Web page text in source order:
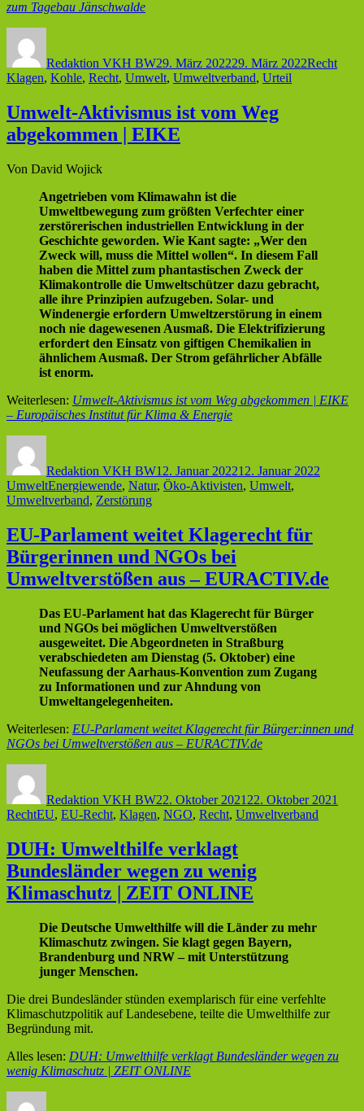
zum Tagebau Jänschwalde
Redaktion VKH BW29. März 202229. März 2022Recht
Klagen, Kohle, Recht, Umwelt, Umweltverband, Urteil
Umwelt-Aktivismus ist vom Weg
abgekommen | EIKE
Von David Wojick
Angetrieben vom Klimawahn ist die
Umweltbewegung zum größten Verfechter einer
zerstörerischen industriellen Entwicklung in der
Geschichte geworden. Wie Kant sagte: „Wer den
Zweck will, muss die Mittel wollen“. In diesem Fall
haben die Mittel zum phantastischen Zweck der
Klimakontrolle die Umweltschützer dazu gebracht,
alle ihre Prinzipien aufzugeben. Solar- und
Windenergie erfordern Umweltzerstörung in einem
noch nie dagewesenen Ausmaß. Die Elektrifizierung
erfordert den Einsatz von giftigen Chemikalien in
ähnlichem Ausmaß. Der Strom gefährlicher Abfälle
ist enorm.
Weiterlesen: Umwelt-Aktivismus ist vom Weg abgekommen | EIKE
– Europäisches Institut für Klima & Energie
Redaktion VKH BW12. Januar 202212. Januar 2022
UmweltSchlagwörter
Energiewende, Natur, Öko-Aktivisten, Umwelt,
Umweltverband, Zerstörung
EU-Parlament weitet Klagerecht für
Bürgerinnen und NGOs bei
Umweltverstößen aus – EURACTIV.de
Das EU-Parlament hat das Klagerecht für Bürger
und NGOs bei möglichen Umweltverstößen
ausgeweitet. Die Abgeordneten in Straßburg
verabschiedeten am Dienstag (5. Oktober) eine
Neufassung der Aarhaus-Konvention zum Zugang
zu Informationen und zur Ahndung von
Umweltangelegenheiten.
Weiterlesen: EU-Parlament weitet Klagerecht für Bürger:innen und
NGOs bei Umweltverstößen aus – EURACTIV.de
Redaktion VKH BW22. Oktober 2021 22. Oktober 2021
RechtSchlagwörter
EU, EU-Recht, Klagen, NGO, Recht, Umweltverband
DUH: Umwelthilfe verklagt
Bundesländer wegen zu wenig
Klimaschutz | ZEIT ONLINE
Die Deutsche Umwelthilfe will die Länder zu mehr
Klimaschutz zwingen. Sie klagt gegen Bayern,
Brandenburg und NRW – mit Unterstützung
junger Menschen.
Die drei Bundesländer stünden exemplarisch für eine verfehlte
Klimaschutzpolitik auf Landesebene, teilte die Umwelthilfe zur
Begründung mit.
Alles lesen: DUH: Umwelthilfe verklagt Bundesländer wegen zu
wenig Klimaschutz | ZEIT ONLINE